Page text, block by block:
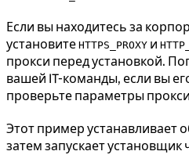
Если вы находитесь за
установите HTTPS_PROXY и
прокси перед установкой.
вашей IT-команды, если вы
проверьте параметры
Этот пример устанавливает
затем запускает установщик